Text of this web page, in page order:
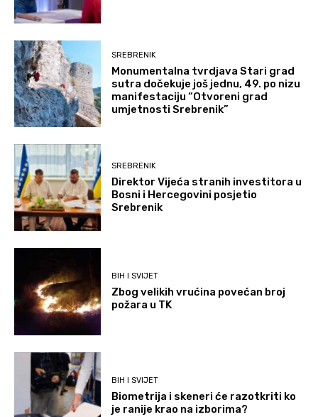
SREBRENIK
Monumentalna tvrdjava Stari grad
sutra dočekuje još jednu, 49. po nizu
manifestaciju “Otvoreni grad
umjetnosti Srebrenik”
SREBRENIK
Direktor Vijeća stranih investitora u
Bosni i Hercegovini posjetio
Srebrenik
BIH I SVIJET
Zbog velikih vrućina povećan broj
požara u TK
BIH I SVIJET
Biometrija i skeneri će razotkriti ko
je ranije krao na izborima?